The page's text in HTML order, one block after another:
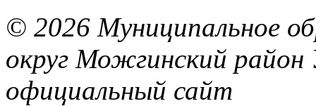
© 2026 Муниципальное
округ Можгинский район
официальный сайт